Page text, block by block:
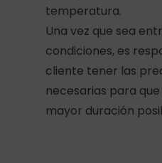
temperatura.
Una vez que sea
condiciones, es
cliente tener las
necesarias para
mayor duración